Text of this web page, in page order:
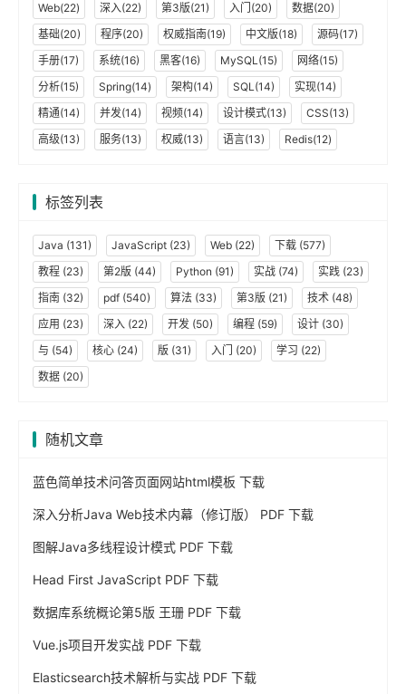
Web(22)
深入(22) 第3版(21) 入门(20)
数据(20)
基础(20)
程序(20) 权威指南(19) 中文版(18)
源码(17)
手册(17)
系统(16) 黑客(16) MySQL(15)
网络(15)
分析(15)
Spring(14) 架构(14) SQL(14)
实现(14)
精通(14)
并发(14) 视频(14) 设计模式(13)
CSS(13)
高级(13)
服务(13) 权威(13) 语言(13) Redis(12)
标签列表
Java (131) JavaScript (23) Web (22) 下载 (577)
教程 (23) 第2版 (44) Python (91) 实战 (74) 实践 (23)
指南 (32) pdf (540) 算法 (33) 第3版 (21) 技术 (48)
应用 (23) 深入 (22) 开发 (50) 编程 (59) 设计 (30)
与 (54) 核心 (24) 版 (31) 入门 (20) 学习 (22)
数据 (20)
随机文章
蓝色简单技术问答页面网站html模板 下载
深入分析Java Web技术内幕（修订版） PDF 下载
图解Java多线程设计模式 PDF 下载
Head First JavaScript PDF 下载
数据库系统概论第5版 王珊 PDF 下载
Vue.js项目开发实战 PDF 下载
Elasticsearch技术解析与实战 PDF 下载